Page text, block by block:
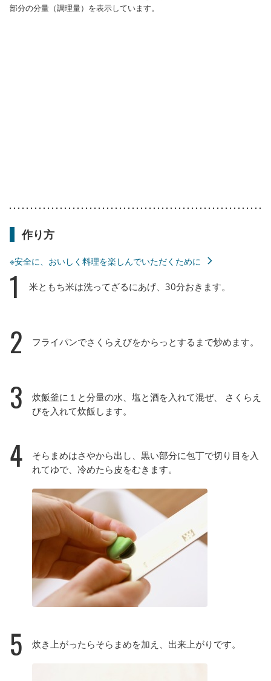
部分の分量（調理量）を表示しています。
作り方
※安全に、おいしく料理を楽しんでいただくために
1 米ともち米は洗ってざるにあげ、30分おきます。
2 フライパンでさくらえびをからっとするまで炒めます。
3
炊飯釜に１と分量の水、塩と酒を入れて混ぜ、 さくらえ
びを入れて炊飯します。
4
そらまめはさやから出し、黒い部分に包丁で切り目を入
れてゆで、冷めたら皮をむきます。
5 炊き上がったらそらまめを加え、出来上がりです。